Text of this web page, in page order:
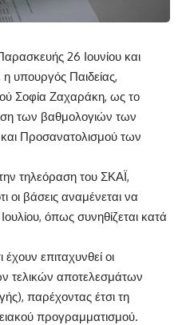
26 Ιουνίου και
η υπουργός Παιδείας,
Σοφία Ζαχαράκη, ως το
των βαθμολογιών των
Προσανατολισμού των
τηλεόραση του ΣΚΑΪ,
οι βάσεις αναμένεται να
όπως συνηθίζεται κατά
επιταχυνθεί οι
τελικών αποτελεσμάτων
παρέχοντας έτσι τη
προγραμματισμού.